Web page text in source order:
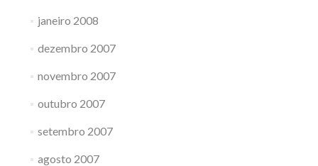
janeiro 2008
dezembro 2007
novembro 2007
outubro 2007
setembro 2007
agosto 2007